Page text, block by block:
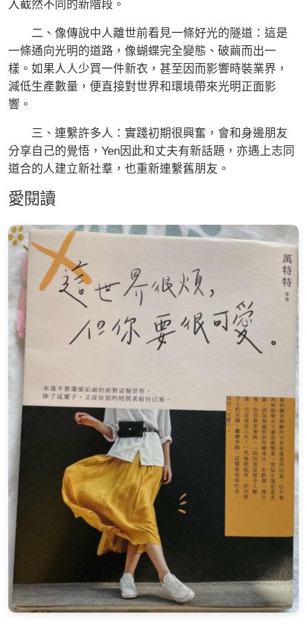
入截然不同的新階段。
二、像傳說中人離世前看見一條好光的隧道：這是
一條通向光明的道路，像蝴蝶完全變態、破繭而出一
樣。如果人人少買一件新衣，甚至因而影響時裝業界，
減低生產數量，便直接對世界和環境帶來光明正面影
響。
三、連繫許多人：實踐初期很興奮，會和身邊朋友
分享自己的覺悟，Yen因此和丈夫有新話題，亦遇上志同
道合的人建立新社羣，也重新連繫舊朋友。
愛閱讀